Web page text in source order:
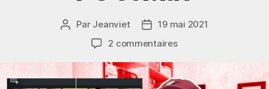
Auteur
l’article
Par Jeanviet
Date
de
19 mai 2021
2 commentairessur
: